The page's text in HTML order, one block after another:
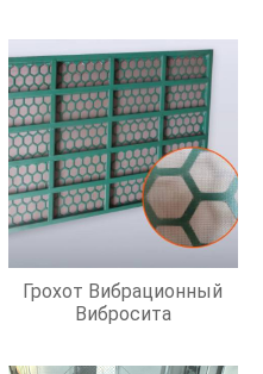
Грохот Вибрационный
Вибросита